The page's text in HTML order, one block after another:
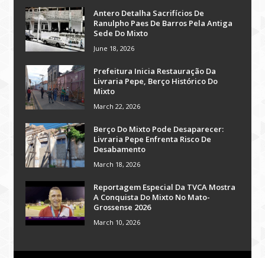
Antero Detalha Sacrifícios De
Ranulpho Paes De Barros Pela Antiga
Sede Do Mixto
June 18, 2026
Prefeitura Inicia Restauração Da
Livraria Pepe, Berço Histórico Do
Mixto
March 22, 2026
Berço Do Mixto Pode Desaparecer:
Livraria Pepe Enfrenta Risco De
Desabamento
March 18, 2026
Reportagem Especial Da TVCA Mostra
A Conquista Do Mixto No Mato-
Grossense 2026
March 10, 2026